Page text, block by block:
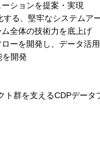
ションを提案・実現
る、堅牢なシステムア
全体の技術力を底上げ
ーを開発し、データ活
を開発
群を支えるCDPデータ